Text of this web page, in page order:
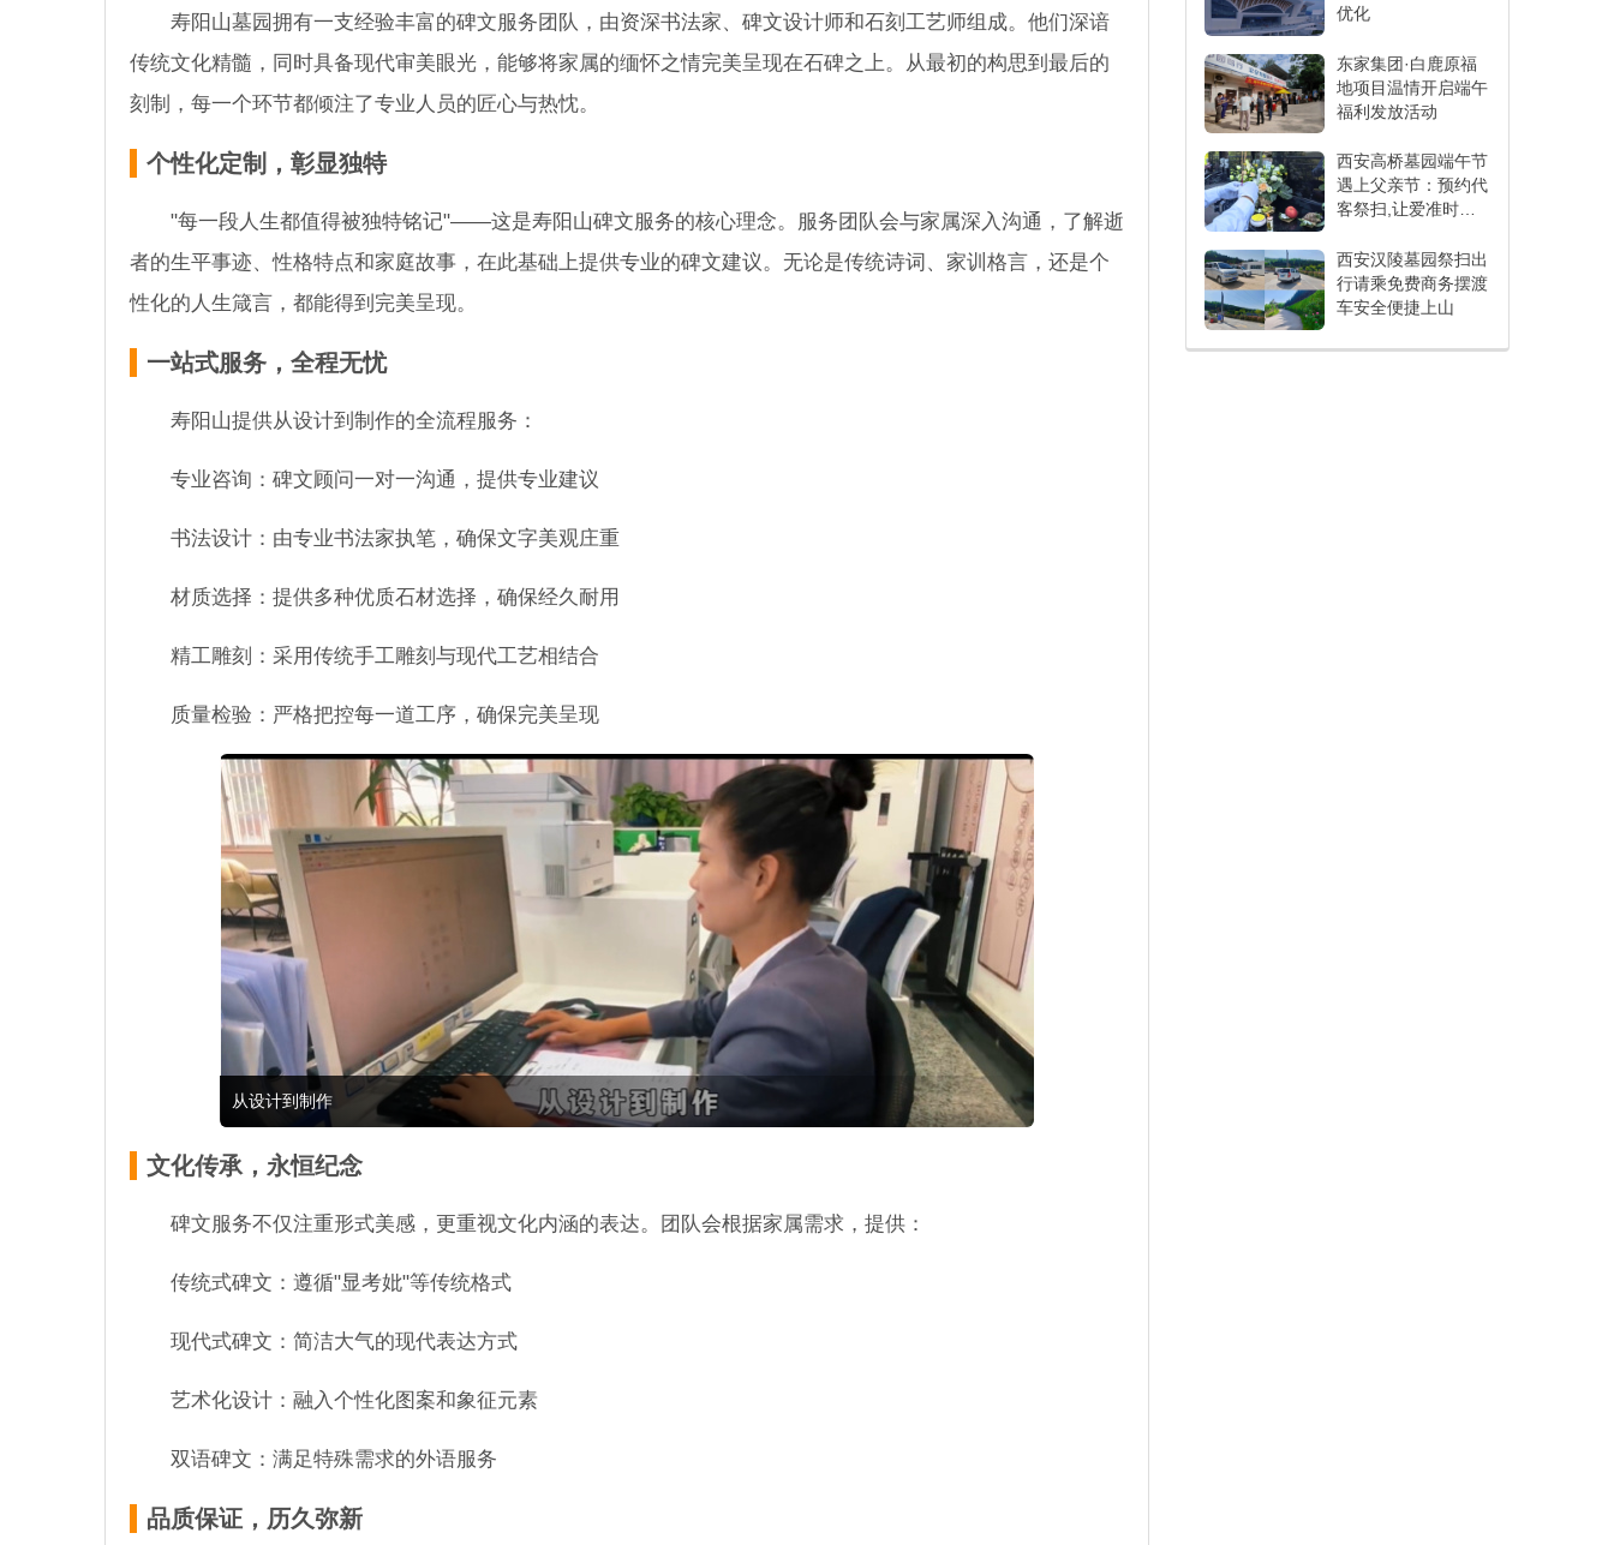
寿阳山墓园拥有一支经验丰富的碑文服务团队，由资深书法家、碑文设计师和石刻工艺师组成。他们深谙
传统文化精髓，同时具备现代审美眼光，能够将家属的缅怀之情完美呈现在石碑之上。从最初的构思到最后的
刻制，每一个环节都倾注了专业人员的匠心与热忱。
个性化定制，彰显独特
"每一段人生都值得被独特铭记"——这是寿阳山碑文服务的核心理念。服务团队会与家属深入沟通，了解逝
者的生平事迹、性格特点和家庭故事，在此基础上提供专业的碑文建议。无论是传统诗词、家训格言，还是个
性化的人生箴言，都能得到完美呈现。
一站式服务，全程无忧
寿阳山提供从设计到制作的全流程服务：
专业咨询：碑文顾问一对一沟通，提供专业建议
书法设计：由专业书法家执笔，确保文字美观庄重
材质选择：提供多种优质石材选择，确保经久耐用
精工雕刻：采用传统手工雕刻与现代工艺相结合
质量检验：严格把控每一道工序，确保完美呈现
从设计到制作
文化传承，永恒纪念
碑文服务不仅注重形式美感，更重视文化内涵的表达。团队会根据家属需求，提供：
传统式碑文：遵循"显考妣"等传统格式
现代式碑文：简洁大气的现代表达方式
艺术化设计：融入个性化图案和象征元素
双语碑文：满足特殊需求的外语服务
品质保证，历久弥新
优化
东家集团·白鹿原福
地项目温情开启端午
福利发放活动
西安高桥墓园端午节
遇上父亲节：预约代
客祭扫,让爱准时抵
西安汉陵墓园祭扫出
行请乘免费商务摆渡
车安全便捷上山